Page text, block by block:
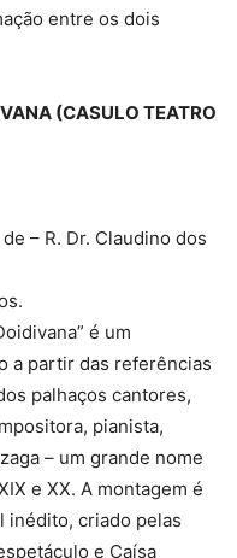
entre os dois
(CASULO TEATRO
– R. Dr. Claudino dos
é um
a partir das referências
palhaços cantores,
pianista,
– um grande nome
e XX. A montagem é
inédito, criado pelas
e Caísa